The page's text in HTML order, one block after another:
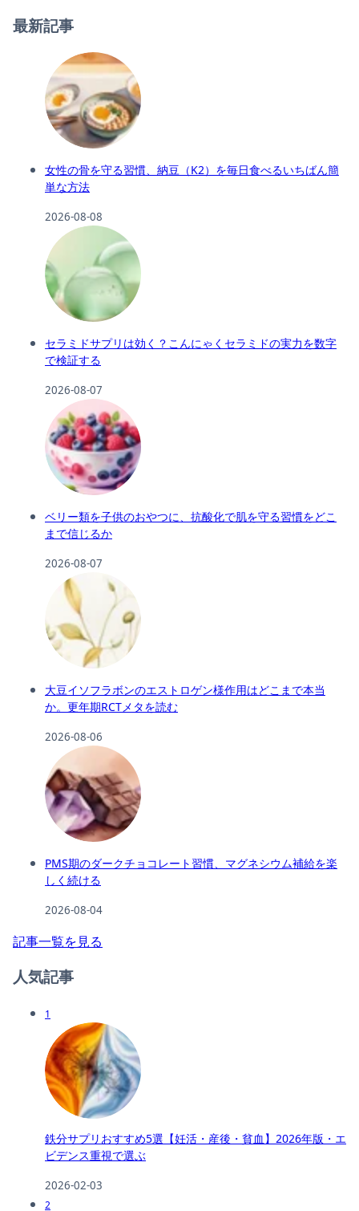
最新記事
女性の骨を守る習慣、納豆（K2）を毎日食べるいちばん簡
単な方法
2026-08-08
セラミドサプリは効く？こんにゃくセラミドの実力を数字
で検証する
2026-08-07
ベリー類を子供のおやつに、抗酸化で肌を守る習慣をどこ
まで信じるか
2026-08-07
大豆イソフラボンのエストロゲン様作用はどこまで本当
か。更年期RCTメタを読む
2026-08-06
PMS期のダークチョコレート習慣、マグネシウム補給を楽
しく続ける
2026-08-04
記事一覧を見る
人気記事
1
鉄分サプリおすすめ5選【妊活・産後・貧血】2026年版・エ
ビデンス重視で選ぶ
2026-02-03
2